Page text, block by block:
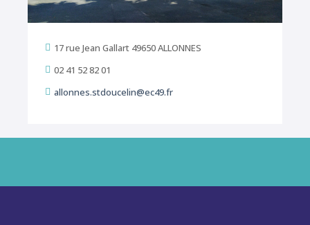
 17 rue Jean Gallart 49650 ALLONNES
 02 41 52 82 01
 allonnes.stdoucelin@ec49.fr